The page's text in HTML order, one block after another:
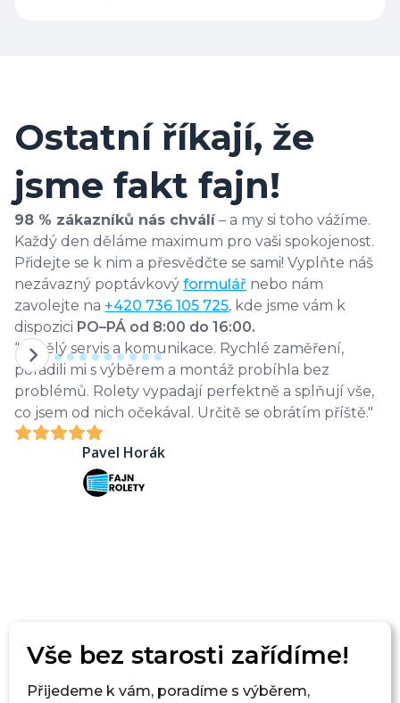
Ostatní říkají, že
jsme fakt fajn!
98 % zákazníků nás chválí– a my si toho vážíme.
Každý den děláme maximum pro vaši spokojenost.
Přidejte se k nim a přesvědčte se sami! Vyplňte náš
nezávazný poptávkový formulář nebo nám
zavolejte na +420 736 105 725, kde jsme vám k
dispozici PO–PÁ od 8:00 do 16:00.
“Skvělý servis a komunikace. Rychlé zaměření,
poradili mi s výběrem a montáž probíhla bez
problémů. Rolety vypadají perfektně a splňují vše,
co jsem od nich očekával. Určitě se obrátím příště."
Pavel Horák
Vše bez starosti zařídíme!
Přijedeme k vám, poradíme s výběrem,